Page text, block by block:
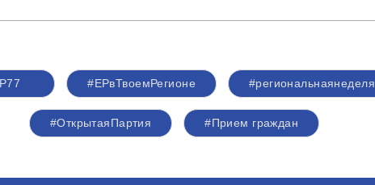
#ЕРвТвоемРегионе #региональнаянеделя
#ОткрытаяПартия #Прием граждан